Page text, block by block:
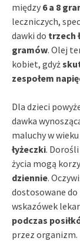
między 6 a 8
leczniczych,
dawki do trzech
gramów. Olej
kobiet, gdyż
zespołem
Dla dzieci
dawka
maluchy w
łyżeczki.
życia mogą
dziennie.
dostosowane
wskazówek
podczas
przez organizm.